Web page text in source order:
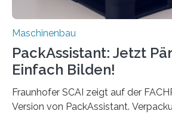
Maschinenbau
PackAssistant: Jetzt
Einfach Bilden!
Fraunhofer SCAI zeigt auf der
Version von PackAssistant.